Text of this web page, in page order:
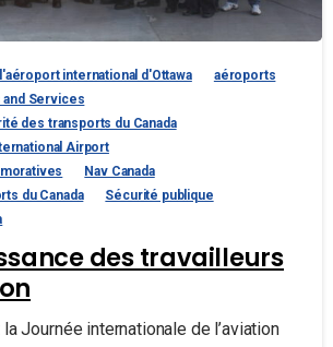
international d'Ottawa
aéroports
and Services
des transports du Canada
Airport
Nav Canada
du Canada
Sécurité publique
des travailleurs
la Journée internationale de l’aviation